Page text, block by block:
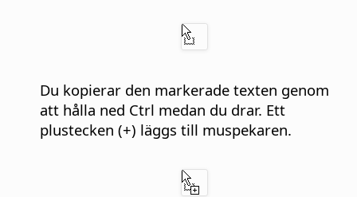
Du kopierar den markerade texten genom
att hålla ned Ctrl medan du drar. Ett
plustecken (+) läggs till muspekaren.